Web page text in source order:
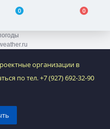
0 0
организации в
по тел. +7 (927) 692-32-90